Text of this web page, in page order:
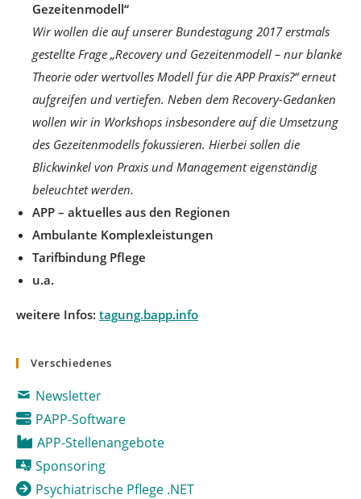
Gezeitenmodell“
Wir wollen die auf unserer Bundestagung 2017 erstmals
gestellte Frage „Recovery und Gezeitenmodell – nur blanke
Theorie oder wertvolles Modell für die APP Praxis?“ erneut
aufgreifen und vertiefen. Neben dem Recovery-Gedanken
wollen wir in Workshops insbesondere auf die Umsetzung
des Gezeitenmodells fokussieren. Hierbei sollen die
Blickwinkel von Praxis und Management eigenständig
beleuchtet werden.
APP – aktuelles aus den Regionen
Ambulante Komplexleistungen
Tarifbindung Pflege
u.a.
weitere Infos: tagung.bapp.info
Verschiedenes
Newsletter
PAPP-Software
APP-Stellenangebote
Sponsoring
Psychiatrische Pflege .NET